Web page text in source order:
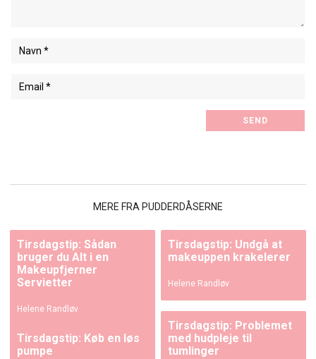
MERE FRA PUDDERDÅSERNE
Tirsdagstip: Sådan
bruger du Alt i en
Makeupfjerner
Servietter
Helene Randløv
Tirsdagstip: Undgå at
makeuppen krakelerer
Helene Randløv
Tirsdagstip: Køb en løs
pumpe
Tirsdagstip: Problemet
med hudpleje til
tumlinger